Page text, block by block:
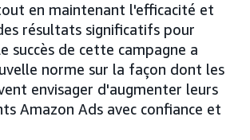
en maintenant l'efficacité et
résultats significatifs pour
succès de cette campagne a
norme sur la façon dont les
envisager d'augmenter leurs
Amazon Ads avec confiance et